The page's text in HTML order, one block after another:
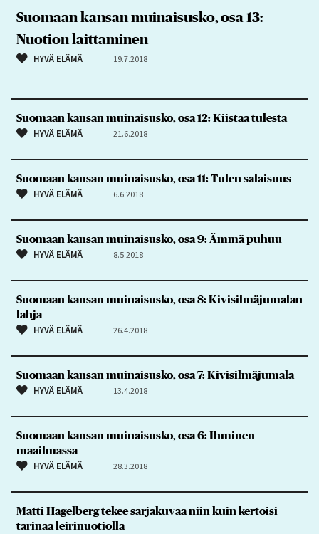
Suomaan kansan muinaisusko, osa 13:
Nuotion laittaminen
HYVÄ ELÄMÄ 19.7.2018
Suomaan kansan muinaisusko, osa 12: Kiistaa tulesta
HYVÄ ELÄMÄ 21.6.2018
Suomaan kansan muinaisusko, osa 11: Tulen salaisuus
HYVÄ ELÄMÄ 6.6.2018
Suomaan kansan muinaisusko, osa 9: Ämmä puhuu
HYVÄ ELÄMÄ 8.5.2018
Suomaan kansan muinaisusko, osa 8: Kivisilmäjumalan
lahja
HYVÄ ELÄMÄ 26.4.2018
Suomaan kansan muinaisusko, osa 7: Kivisilmäjumala
HYVÄ ELÄMÄ 13.4.2018
Suomaan kansan muinaisusko, osa 6: Ihminen
maailmassa
HYVÄ ELÄMÄ 28.3.2018
Matti Hagelberg tekee sarjakuvaa niin kuin kertoisi
tarinaa leirinuotiolla